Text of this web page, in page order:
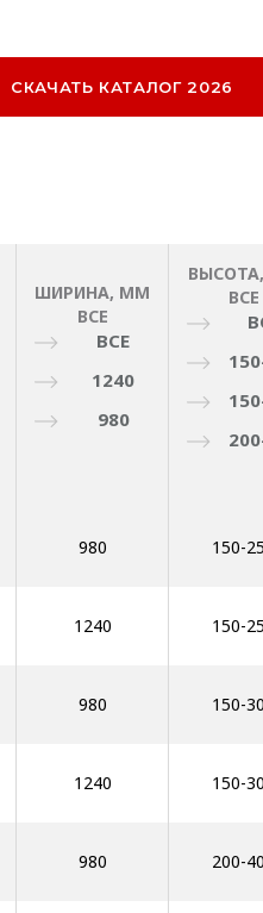
СКАЧАТЬ КАТАЛОГ 2026
ШИРИНА, ММ
ВСЕ
ВСЕ
1240
980
ВСЕ
980 150-
1240 150-
980 150-
1240 150-
980 200-